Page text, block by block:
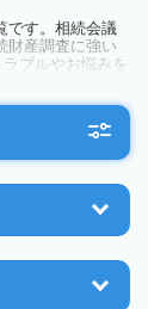
です。相続会議
財産調査に強い
ブルやお悩みを
。